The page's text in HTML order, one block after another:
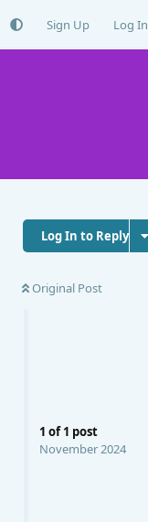
Sign Up Log In
Log In to Reply
Original Post
1 of1 post
November 2024